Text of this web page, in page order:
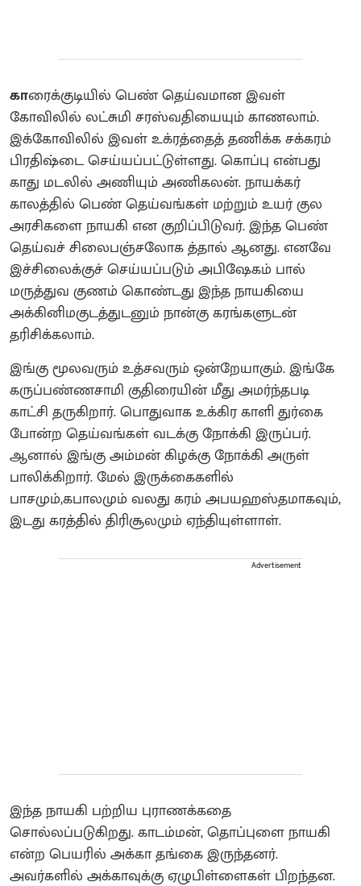
காரைக்குடியில் பெண் தெய்வமான இவள்
கோவிலில் லட்சுமி சரஸ்வதியையும் காணலாம்.
இக்கோவிலில் இவள் உக்ரத்தைத் தணிக்க சக்கரம்
பிரதிஷ்டை செய்யப்பட்டுள்ளது. கொப்பு என்பது
காது மடலில் அணியும் அணிகலன். நாயக்கர்
காலத்தில் பெண் தெய்வங்கள் மற்றும் உயர் குல
அரசிகளை நாயகி என குறிப்பிடுவர்.‌ இந்த பெண்
தெய்வச் சிலைபஞ்சலோக த்தால் ஆனது‌. எனவே
இச்சிலைக்குச் செய்யப்படும் அபிஷேகம் பால்
மருத்துவ குணம் கொண்டது இந்த நாயகியை
அக்கினிமகுடத்துடனும் நான்கு கரங்களுடன்
தரிசிக்கலாம்.
இங்கு மூலவரும் உத்சவரும் ஒன்றேயாகும். இங்கே
கருப்பண்ணசாமி குதிரையின் மீது அமர்ந்தபடி
காட்சி தருகிறார். பொதுவாக உக்கிர காளி துர்கை
போன்ற தெய்வங்கள் வடக்கு நோக்கி இருப்பர்.
ஆனால் இங்கு அம்மன் கிழக்கு நோக்கி அருள்
பாலிக்கிறார். மேல் இருக்கைகளில்
பாசமும்,கபாலமும் வலது கரம் அபயஹஸ்தமாகவும்,
இடது கரத்தில் திரிசூலமும் ஏந்தியுள்ளாள்.
Advertisement
இந்த நாயகி பற்றிய புராணக்கதை
சொல்லப்படுகிறது.‌ காடம்மன், தொப்புளை நாயகி
என்ற பெயரில் அக்கா தங்கை இருந்தனர்.
அவர்களில் அக்காவுக்கு ஏழுபிள்ளைகள் பிறந்தன.